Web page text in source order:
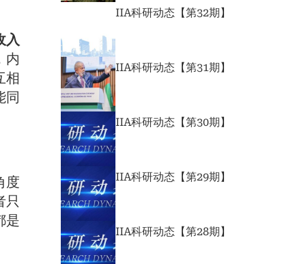
入
内
相
同
度
只
是
IIA科研动态【第32期】
IIA科研动态【第31期】
IIA科研动态【第30期】
IIA科研动态【第29期】
IIA科研动态【第28期】